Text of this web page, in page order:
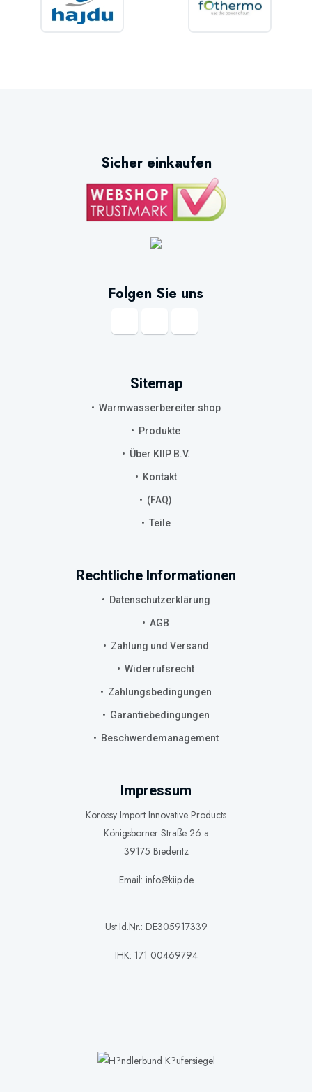
Sicher einkaufen
Folgen Sie uns
Sitemap
Warmwasserbereiter.shop
Produkte
Über KIIP B.V.
Kontakt
(FAQ)
Teile
Rechtliche Informationen
Datenschutzerklärung
AGB
Zahlung und Versand
Widerrufsrecht
Zahlungsbedingungen
Garantiebedingungen
Beschwerdemanagement
Impressum
Körössy Import Innovative Products
Königsborner Straße 26 a
39175 Biederitz
Email: info@kiip.de
Ust.Id.Nr.: DE305917339
IHK: 171 00469794